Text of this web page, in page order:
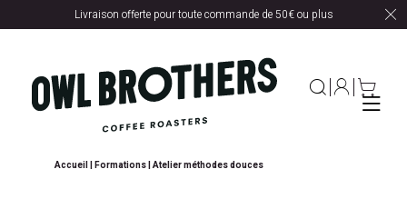
Livraison offerte pour toute commande de 50€ ou plus
Accueil Formations |Atelier méthodes douces